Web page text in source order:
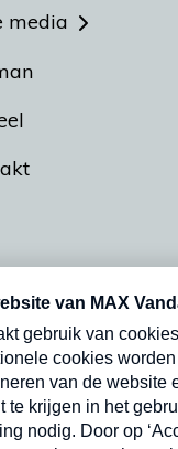
media
vrijdag- en